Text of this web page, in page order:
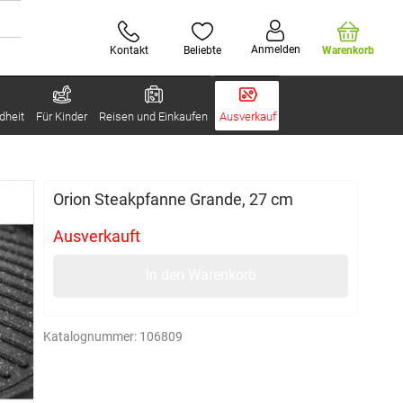
Kontakt Beliebte Anmelden Warenkorb
Für Kinder Reisen und Einkaufen Ausverkauf
Orion Steakpfanne Grande, 27 cm
Ausverkauft
Katalognummer: 106809